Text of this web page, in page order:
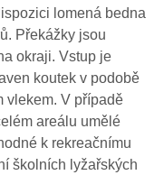
lomená bedna
Překážky jsou
okraji. Vstup je
koutek v podobě
vlekem. V případě
areálu umělé
k rekreačnímu
školních lyžařských